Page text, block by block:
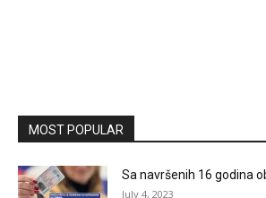
MOST POPULAR
Sa navršenih 16 godina
July 4, 2023